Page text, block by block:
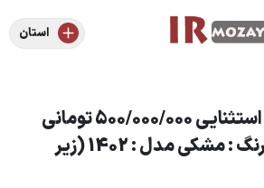
استان
ثبت نام حراجی استثنایی 500/000/000 تومانی
رانا پلاس TU5 رنگ : مشکی مدل : 1402 (زیر